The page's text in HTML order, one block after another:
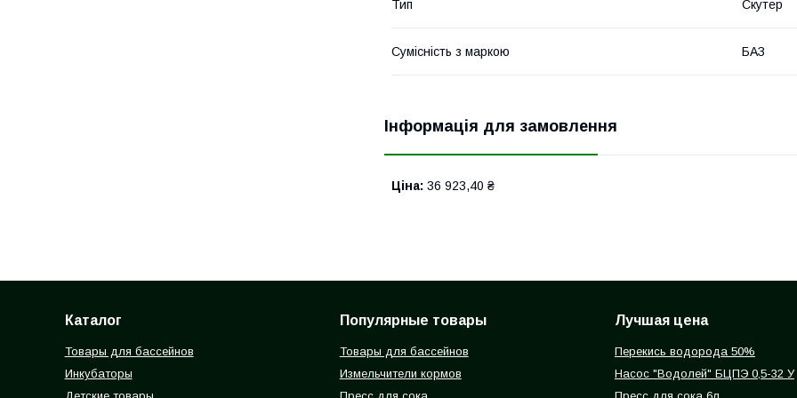
Тип Скутер
Сумісність з маркою БАЗ
Інформація для замовлення
Ціна: 36 923,40 ₴
Каталог
Товары для бассейнов
Инкубаторы
Популярные товары
Товары для бассейнов
Измельчители кормов
Лучшая цена
Перекись водорода 50%
Насос "Водолей" БЦПЭ 0,5-32 У